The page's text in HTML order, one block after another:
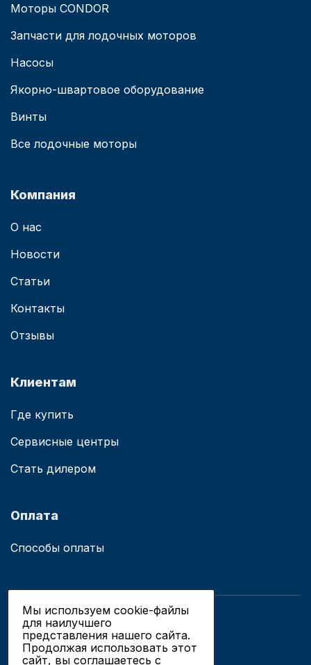
Моторы CONDOR
Запчасти для лодочных моторов
Насосы
Якорно-швартовое оборудование
Винты
Все лодочные моторы
Компания
О нас
Новости
Статьи
Контакты
Отзывы
Клиентам
Где купить
Сервисные центры
Стать дилером
Оплата
Способы оплаты
© 2019 - 2026 ООО «Сианово»
Политика конфиденциальности
Мы используем cookie-файлы
для наилучшего
представления нашего сайта.
Продолжая использовать этот
сайт, вы соглашаетесь c